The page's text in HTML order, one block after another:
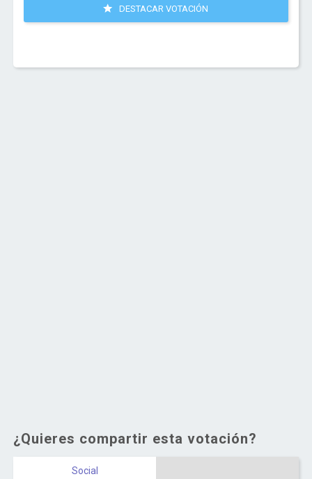
DESTACAR VOTACIÓN
¿Quieres compartir esta votación?
Social